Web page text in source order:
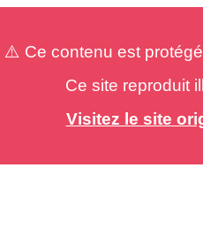
⚠️ Ce contenu est
Ce site reproduit
Visitez le site